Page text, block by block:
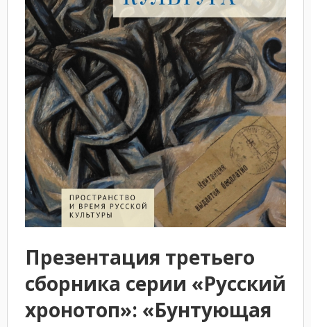
Презентация третьего
сборника серии «Русский
хронотоп»: «Бунтующая